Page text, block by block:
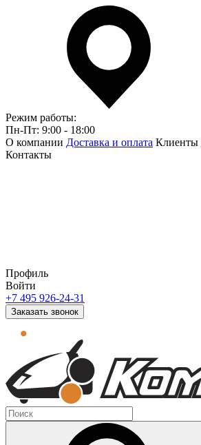
Режим работы:
Пн-Пт: 9:00 - 18:00
О компании Доставка и оплата Клиенты
Контакты
Профиль
Войти
+7 495 926-24-31
Заказать звонок